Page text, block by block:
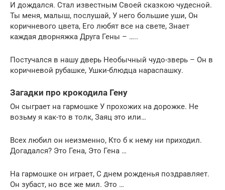
И дождался. Стал известным Своей сказкою чудесной.
Ты меня, малыш, послушай, У него большие уши, Он
коричневого цвета, Его любят все на свете, Знает
каждая дворняжка Друга Гены – …..
Постучался в нашу дверь Необычный чудо-зверь – Он в
коричневой рубашке, Ушки-блюдца нараспашку.
Загадки про крокодила Гену
Он сыграет на гармошке У прохожих на дорожке. Не
возьму я как-то в толк, Заяц это или…
Всех любил он неизменно, Кто б к нему ни приходил.
Догадался? Это Гена, Это Гена …
На гармошке он играет, С днем рожденья поздравляет.
Он зубаст, но все же мил. Это …